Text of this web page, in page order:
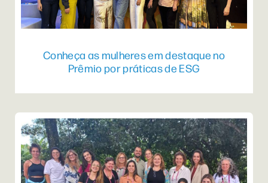
Conheça as mulheres em destaque no
Prêmio por práticas de ESG